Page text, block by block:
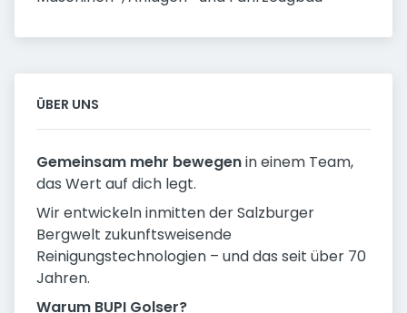
ÜBER UNS
Gemeinsam mehr bewegenin einem Team,
das Wert auf dich legt.
Wir entwickeln inmitten der Salzburger
Bergwelt zukunftsweisende
Reinigungstechnologien – und das seit über 70
Jahren.
Warum BUPI Golser?